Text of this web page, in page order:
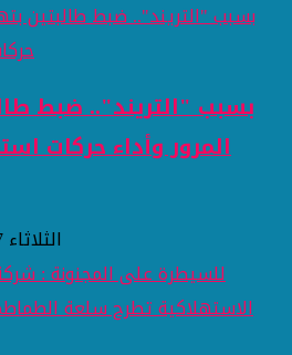
بسبب "التريند".. ضبط
المرور وأداء حركات
الثلاثاء 17 مارس 2026 10:31 مساءً